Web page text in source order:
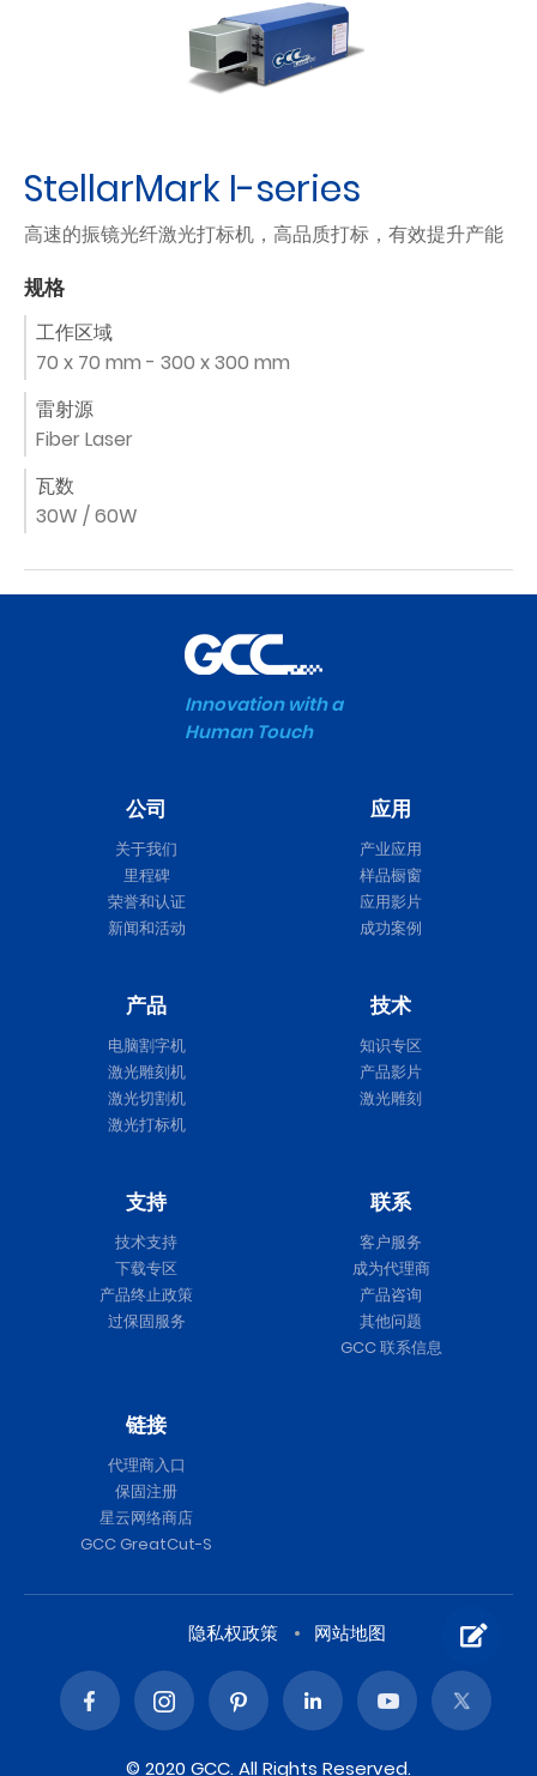
StellarMark I-series
高速的振镜光纤激光打标机，高品质打标，有效提升产能
规格
工作区域
70 x 70 mm - 300 x 300 mm
雷射源
Fiber Laser
瓦数
30W / 60W
Innovation with a
Human Touch
公司
关于我们
里程碑
荣誉和认证
新闻和活动
应用
产业应用
样品橱窗
应用影片
成功案例
产品
电脑割字机
激光雕刻机
激光切割机
激光打标机
技术
知识专区
产品影片
激光雕刻
支持
技术支持
下载专区
产品终止政策
过保固服务
联系
客户服务
成为代理商
产品咨询
其他问题
GCC 联系信息
链接
代理商入口
保固注册
星云网络商店
GCC GreatCut-S
隐私权政策 网站地图
© 2020 GCC. All Rights Reserved.